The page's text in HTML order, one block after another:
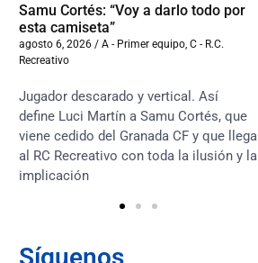
Samu Cortés: “Voy a darlo todo por
esta camiseta”
agosto 6, 2026 / A - Primer equipo, C - R.C.
Recreativo
Jugador descarado y vertical. Así
define Luci Martín a Samu Cortés, que
viene cedido del Granada CF y que llega
al RC Recreativo con toda la ilusión y la
implicación